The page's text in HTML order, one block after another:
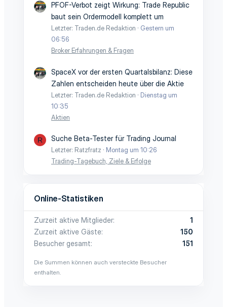
PFOF-Verbot zeigt Wirkung: Trade Republic
baut sein Ordermodell komplett um
Letzter: Traden.de Redaktion
Gestern um
06:56
Broker Erfahrungen & Fragen
SpaceX vor der ersten Quartalsbilanz: Diese
Zahlen entscheiden heute über die Aktie
Letzter: Traden.de Redaktion
Dienstag um
10:35
Aktien
R Suche Beta-Tester für Trading Journal
Letzter: Ratzfratz
Montag um 10:26
Trading-Tagebuch, Ziele & Erfolge
Online-Statistiken
Zurzeit aktive Mitglieder
1
Zurzeit aktive Gäste
150
Besucher gesamt
151
Die Summen können auch versteckte Besucher
enthalten.